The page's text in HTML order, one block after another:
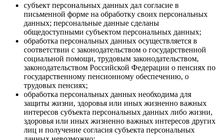
субъект персональных данных дал согласие в
письменной форме на обработку своих персональных
данных; персональные данные сделаны
общедоступными субъектом персональных данных;
обработка персональных данных осуществляется в
соответствии с законодательством о государственной
социальной помощи, трудовым законодательством,
законодательством Российской Федерации о пенсиях по
государственному пенсионному обеспечению, о
трудовых пенсиях;
обработка персональных данных необходима для
защиты жизни, здоровья или иных жизненно важных
интересов субъекта персональных данных либо жизни,
здоровья или иных жизненно важных интересов других
лиц и получение согласия субъекта персональных